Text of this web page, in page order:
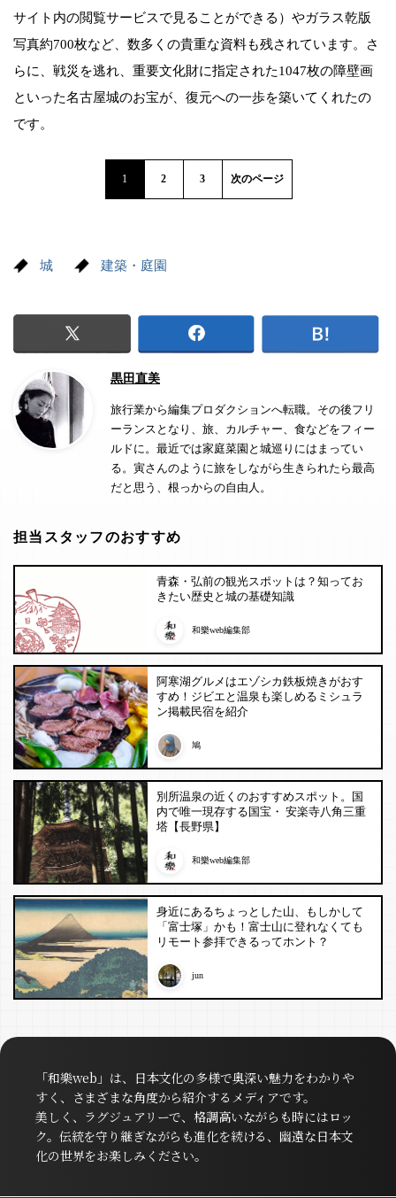
サイト内の閲覧サービスで見ることができる）やガラス乾版
写真約700枚など、数多くの貴重な資料も残されています。さ
らに、戦災を逃れ、重要文化財に指定された1047枚の障壁画
といった名古屋城のお宝が、復元への一歩を築いてくれたの
です。
1 2 3 次のページ
城 建築・庭園
黒田直美
旅行業から編集プロダクションへ転職。その後フリ
ーランスとなり、旅、カルチャー、食などをフィー
ルドに。最近では家庭菜園と城巡りにはまってい
る。寅さんのように旅をしながら生きられたら最高
だと思う、根っからの自由人。
担当スタッフのおすすめ
青森・弘前の観光スポットは？知ってお
きたい歴史と城の基礎知識
和樂web編集部
阿寒湖グルメはエゾシカ鉄板焼きがおす
すめ！ジビエと温泉も楽しめるミシュラ
ン掲載民宿を紹介
鳩
別所温泉の近くのおすすめスポット。国
内で唯一現存する国宝・ 安楽寺八角三重
塔【長野県】
和樂web編集部
身近にあるちょっとした山、もしかして
「富士塚」かも！富士山に登れなくても
リモート参拝できるってホント？
jun
「和樂web」は、日本文化の多様で奥深い魅力をわかりや
すく、さまざまな角度から紹介するメディアです。
美しく、ラグジュアリーで、格調高いながらも時にはロッ
ク。伝統を守り継ぎながらも進化を続ける、幽遠な日本文
化の世界をお楽しみください。